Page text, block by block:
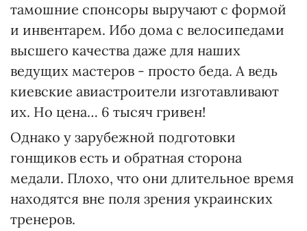
тамошние спонсоры выручают с формой
и инвентарем. Ибо дома с велосипедами
высшего качества даже для наших
ведущих мастеров - просто беда. А ведь
киевские авиастроители изготавливают
их. Но цена… 6 тысяч гривен!
Однако у зарубежной подготовки
гонщиков есть и обратная сторона
медали. Плохо, что они длительное время
находятся вне поля зрения украинских
тренеров.